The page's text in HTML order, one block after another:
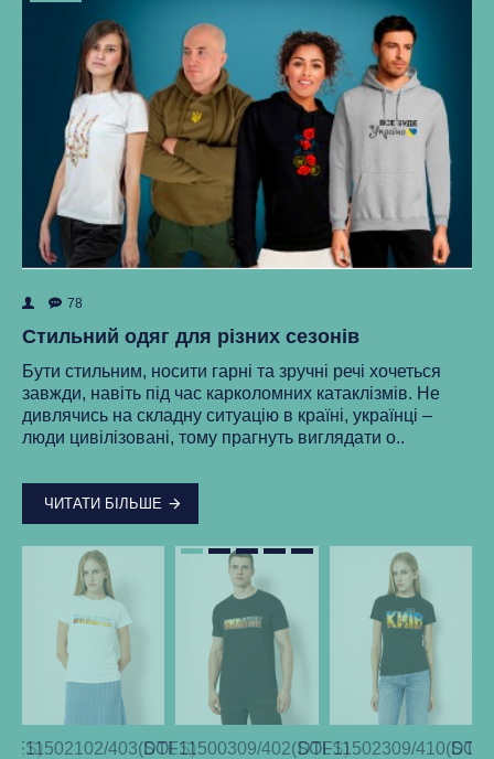
78
Стильний одяг для різних сезонів
Бути стильним, носити гарні та зручні речі хочеться
завжди, навіть під час карколомних катаклізмів. Не
дивлячись на складну ситуацію в країні, українці –
люди цивілізовані, тому прагнуть виглядати о..
ЧИТАТИ БІЛЬШЕ
403(SOLS)
DTF11500309/402(SOLS)DTF11502309/